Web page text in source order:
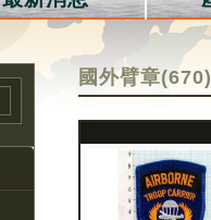
國外臂章(670)